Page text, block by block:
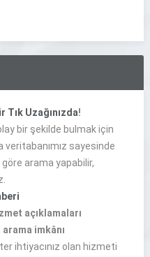
Tık Uzağınızda!
bir şekilde bulmak için
veritabanımız sayesinde
arama yapabilir,
açıklamaları
imkânı
ihtiyacınız olan hizmeti